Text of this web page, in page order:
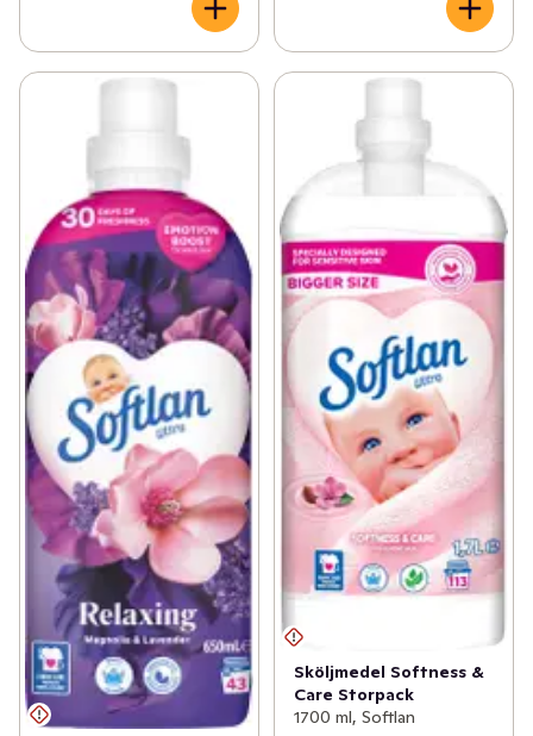
Sköljmedel Softness &
Care Storpack
1700 ml, Softlan